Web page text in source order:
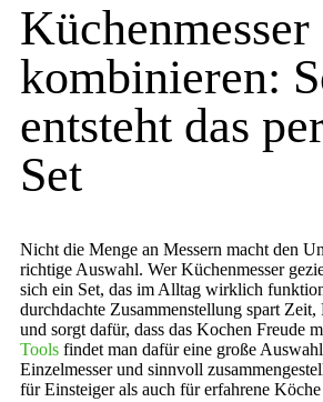
kombinieren:
entsteht das
Set
Nicht die Menge an Messern macht den
richtige Auswahl. Wer Küchenmesser
sich ein Set, das im Alltag wirklich
durchdachte Zusammenstellung spart
und sorgt dafür, dass das Kochen Freude
Tools findet man dafür eine große
Einzelmesser und sinnvoll
für Einsteiger als auch für erfahrene